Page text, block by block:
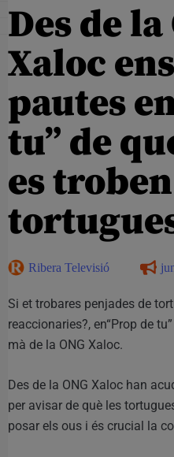
Des de la
Xaloc
pautes
tu” de
es troben
Ribera Televisió
Si et trobares penjades de
reaccionaries?, en“Prop de
mà de la ONG Xaloc.
Des de la ONG Xaloc han
per avisar de què les
posar els ous i és crucial la